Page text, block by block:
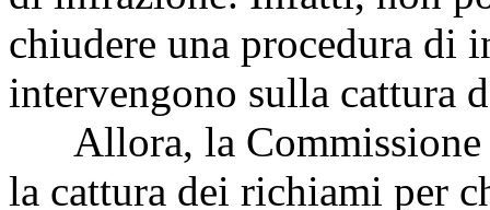
chiudere una procedura di
intervengono sulla cattura
Allora, la Commissione
la cattura dei richiami per